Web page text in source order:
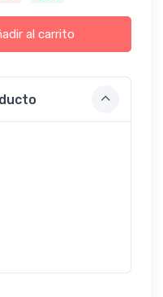
al carrito